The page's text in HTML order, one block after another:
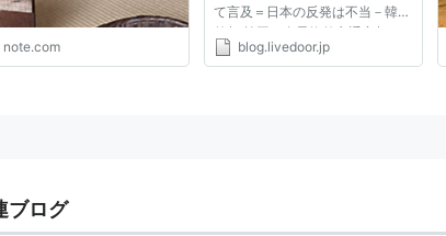
note.com
て言及＝日本の反発は不当－韓国
外相 韓国の金星煥外交通商相は
２１日、国会の外交通商統一委員
blog.livedoor.jp
ブログ